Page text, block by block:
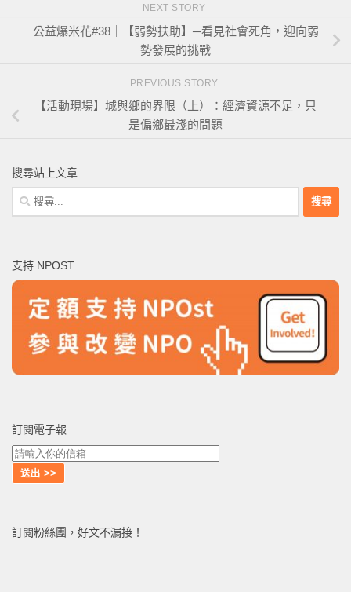
NEXT STORY
公益爆米花#38｜【弱勢扶助】─看見社會死角，迎向弱
勢發展的挑戰
PREVIOUS STORY
【活動現場】城與鄉的界限（上）：經濟資源不足，只
是偏鄉最淺的問題
搜尋站上文章
搜
尋
字:
支持 NPOST
訂閱電子報
訂閱粉絲團，好文不漏接！